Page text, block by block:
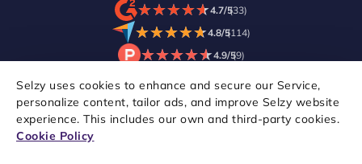
Selzy uses cookies to enhance and secure our Service,
personalize content, tailor ads, and improve Selzy website
experience. This includes our own and third-party cookies.
Cookie Policy
★★★★★
★★★★★4.7/5(33)
★★★★★
★★★★★4.8/5(114)
★★★★★
★★★★★4.9/5(9)